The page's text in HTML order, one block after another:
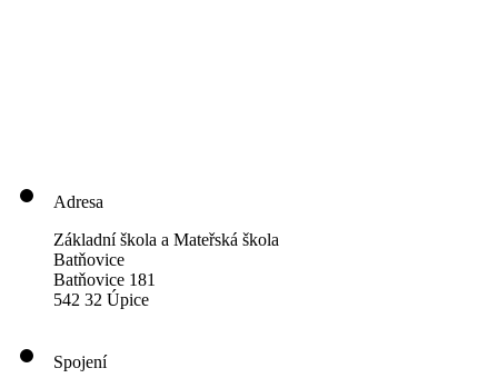
Adresa
Základní škola a Mateřská škola
Batňovice
Batňovice 181
542 32 Úpice
Spojení